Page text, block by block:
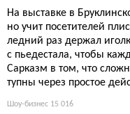
На выставке в
но учит посетителей
ледний раз держал
с пьедестала, чтобы
Сарказм в том, что
тупны через простое
Шоу-бизнес 15 016